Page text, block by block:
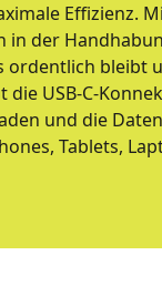
Effizienz.
in der
ordentlich bleibt
die USB-C-
und die
Tablets,